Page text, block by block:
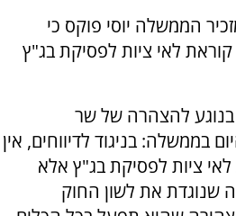
הממשלה יוסי פוקס כי
לאי ציות לפסיקת בג"ץ
להצהרה של שר
בניגוד לדיווחים, אין
ציות לפסיקת בג"ץ אלא
שנוגדת את לשון החוק